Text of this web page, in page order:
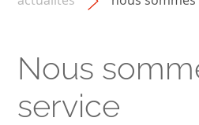
Nous
service